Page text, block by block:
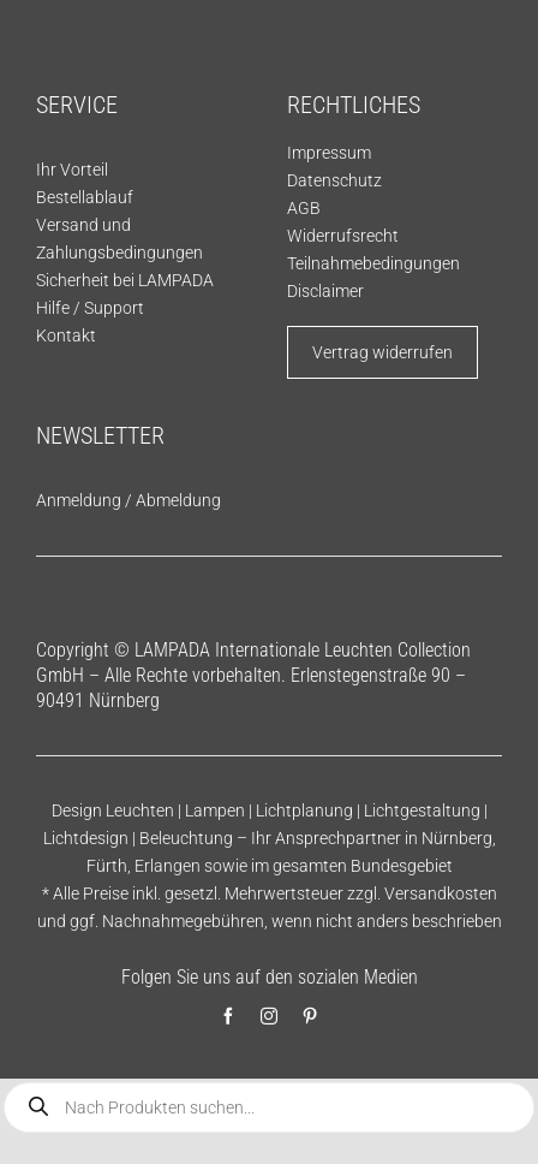
SERVICE
Ihr Vorteil
Bestellablauf
Versand und
Zahlungsbedingungen
Sicherheit bei LAMPADA
Hilfe / Support
Kontakt
RECHTLICHES
Impressum
Datenschutz
AGB
Widerrufsrecht
Teilnahmebedingungen
Disclaimer
Vertrag widerrufen
NEWSLETTER
Anmeldung / Abmeldung
Copyright © LAMPADA Internationale Leuchten Collection
GmbH – Alle Rechte vorbehalten. Erlenstegenstraße 90 –
90491 Nürnberg
Design Leuchten | Lampen | Lichtplanung | Lichtgestaltung |
Lichtdesign | Beleuchtung – Ihr Ansprechpartner in Nürnberg,
Fürth, Erlangen sowie im gesamten Bundesgebiet
* Alle Preise inkl. gesetzl. Mehrwertsteuer zzgl. Versandkosten
und ggf. Nachnahmegebühren, wenn nicht anders beschrieben
Folgen Sie uns auf den sozialen Medien
Products
search